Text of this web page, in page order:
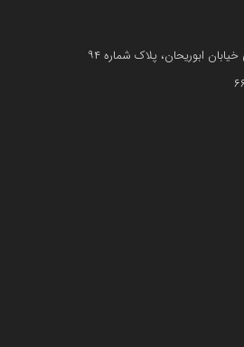
ابوریحان، پلاک شماره ۹۴